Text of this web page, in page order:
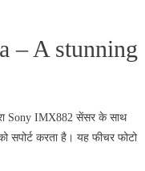
– A stunning
Sony IMX882 सेंसर के साथ
करता है। यह फीचर फोटो